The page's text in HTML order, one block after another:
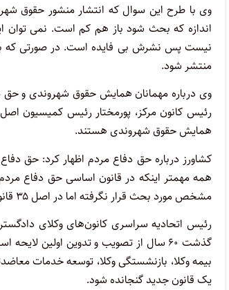
وی با طرح این سوال که انتشار منشور حقوق
اندازه که بحث شود باز هم کم است. نمی
نیست پس نشرش بی فایده است. در صورتی که
منتشر شود.
وی درباره مهمانان همایش حقوق شهروندی و حق
همایش حقوق شهروندی هستند.
کشاورز درباره حق دفاع مردم اظهار کرد: حق
همه مهمتر اینکه در قانون اساسی حق دفاع
مشخص مورد بحث قرار نگرفته اما در اصل ۳۵ قانون اساسی کشور ما صراحتا حق دفاع و حق داشتن وکیل برای شهروندان تصریح شده است.
رئیس اتحادیه سراسری کانون‌های وکلای
گذشت ۶۰ سال از تصویب و تدوین اولین
بیمه وکلا، بازنشستگی وکلا، توسعه خدمات
یک قانون جدید گنجانده شود.